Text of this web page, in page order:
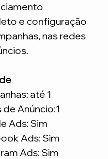
e configuração
nas redes
até 1
de Anúncio:1
Ads: Sim
Ads: Sim
Ads: Sim